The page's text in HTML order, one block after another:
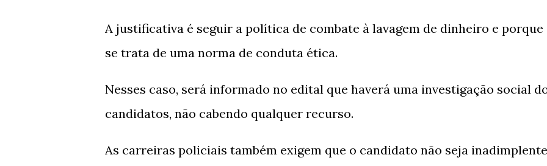
A justificativa é seguir a política de combate à lavagem de dinheiro e porque
se trata de uma norma de conduta ética.
Nesses caso, será informado no edital que haverá uma investigação social
candidatos, não cabendo qualquer recurso.
As carreiras policiais também exigem que o candidato não seja